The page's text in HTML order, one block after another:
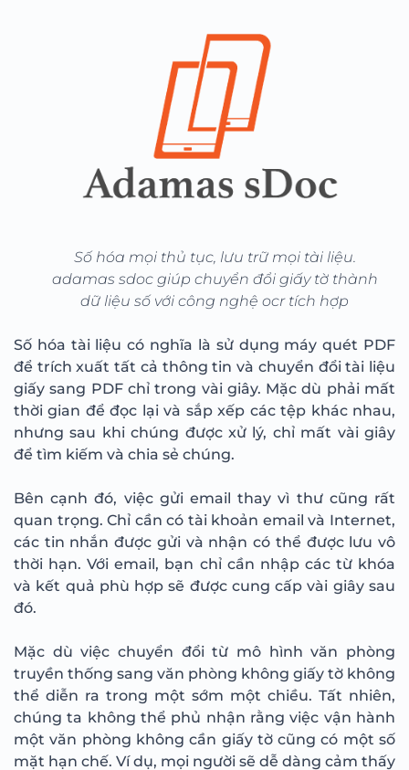
Số hóa mọi thủ tục, lưu trữ mọi tài liệu.
adamas sdoc giúp chuyển đổi giấy tờ thành
dữ liệu số với công nghệ ocr tích hợp
Số hóa tài liệu có nghĩa là sử dụng máy quét PDF
để trích xuất tất cả thông tin và chuyển đổi tài liệu
giấy sang PDF chỉ trong vài giây. Mặc dù phải mất
thời gian để đọc lại và sắp xếp các tệp khác nhau,
nhưng sau khi chúng được xử lý, chỉ mất vài giây
để tìm kiếm và chia sẻ chúng.
Bên cạnh đó, việc gửi email thay vì thư cũng rất
quan trọng. Chỉ cần có tài khoản email và Internet,
các tin nhắn được gửi và nhận có thể được lưu vô
thời hạn. Với email, bạn chỉ cần nhập các từ khóa
và kết quả phù hợp sẽ được cung cấp vài giây sau
đó.
Mặc dù việc chuyển đổi từ mô hình văn phòng
truyền thống sang văn phòng không giấy tờ không
thể diễn ra trong một sớm một chiều. Tất nhiên,
chúng ta không thể phủ nhận rằng việc vận hành
một văn phòng không cần giấy tờ cũng có một số
mặt hạn chế. Ví dụ, mọi người sẽ dễ dàng cảm thấy